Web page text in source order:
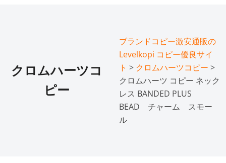
クロムハーツコ
ピー
ブランドコピー激安通販の
Levelkopi コピー優良サイ
ト > クロムハーツコピー >
クロムハーツ コピー ネック
レス BANDED PLUS
BEAD チャーム スモー
ル